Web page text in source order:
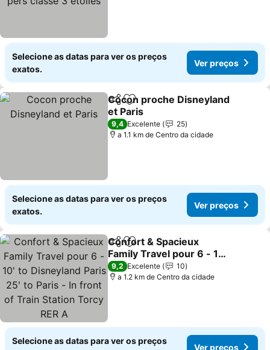
Selecione as datas para ver os preços
exatos.
Ver preços
PartilharAdicionar aos favoritos
Cocon proche Disneyland
et Paris
9,4 Excelente
25
a 1.1 km de Centro da cidade
Selecione as datas para ver os preços
exatos.
Ver preços
PartilharAdicionar aos favoritos
Confort & Spacieux
Family Travel pour 6 - 10'
to Disneyland Paris 25' to
Paris - In front of Train
9,2 Excelente
10
a 1.2 km de Centro da cidade
Selecione as datas para ver os preços
Ver preços